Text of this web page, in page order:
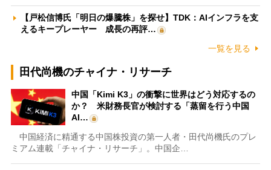
【戸松信博氏「明日の爆騰株」を探せ】TDK：AIインフラを支
えるキープレーヤー 成長の再評…
一覧を見る
田代尚機のチャイナ・リサーチ
中国「Kimi K3」の衝撃に世界はどう対応するの
か？ 米財務長官が検討する「蒸留を行う中国
AI…
中国経済に精通する中国株投資の第一人者・田代尚機氏のプレ
ミアム連載「チャイナ・リサーチ」。中国企…